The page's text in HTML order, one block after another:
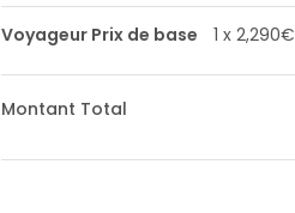
Voyageur Prix de base 1 x 2,290€
Montant Total